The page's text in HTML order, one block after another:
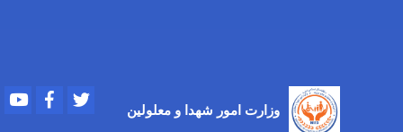
وزارت امور شهدا و معلولین
Youtube Facebook